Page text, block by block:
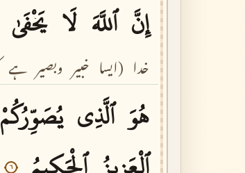
إِنَّ ٱللَّهَ لَا يَخْفَىٰ
خدا (ایسا خبیر وبصیر ہے
هُوَ ٱلَّذِى يُصَوِّرُكُمْ
٦